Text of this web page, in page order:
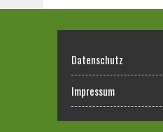
Datenschutz
Impressum